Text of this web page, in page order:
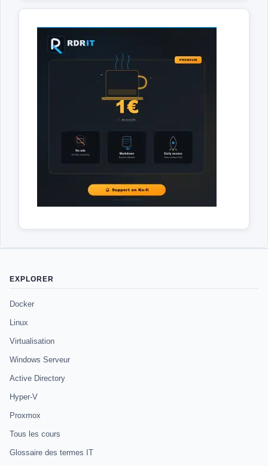
EXPLORER
Docker
Linux
Virtualisation
Windows Serveur
Active Directory
Hyper-V
Proxmox
Tous les cours
Glossaire des termes IT